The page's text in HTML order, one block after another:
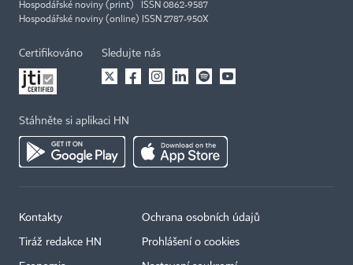
Hospodářské noviny (print) ISSN 0862-9587
Hospodářské noviny (online) ISSN 2787-950X
Certifikováno Sledujte nás
Stáhněte si aplikaci HN
Kontakty
Tiráž redakce HN
Ochrana osobních údajů
Prohlášení o cookies